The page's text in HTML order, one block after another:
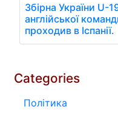
Збірна України U-
англійської
проходив в Іспанії.
Categories
Політика